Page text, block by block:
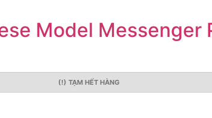
Model Messenger
(!) TẠM HẾT HÀNG